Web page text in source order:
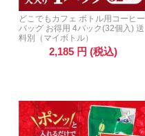
どこでもカフェ ボトル用コーヒー
バッグ お得用 4パック(32個入) 送
料別（マイボトル）
2,185 円 (税込)